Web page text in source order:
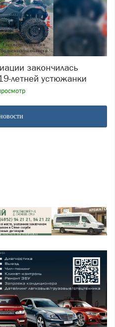
летней устюжанки